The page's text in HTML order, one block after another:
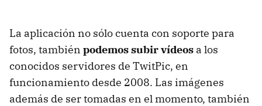
La aplicación no sólo cuenta con soporte para
fotos, también podemos subir vídeos a los
conocidos servidores de TwitPic, en
funcionamiento desde 2008. Las imágenes
además de ser tomadas en el momento, también